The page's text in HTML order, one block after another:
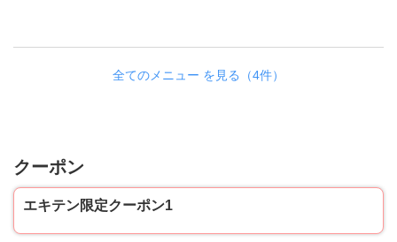
全てのメニュー を見る（4件）
クーポン
エキテン限定クーポン1